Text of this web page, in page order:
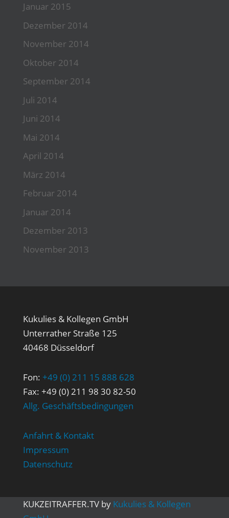
Januar 2015
Dezember 2014
November 2014
Oktober 2014
September 2014
Juli 2014
Juni 2014
Mai 2014
April 2014
März 2014
Februar 2014
Januar 2014
Dezember 2013
November 2013
Kukulies & Kollegen GmbH
Unterrather Straße 125
40468 Düsseldorf
Fon: +49 (0) 211 15 888 628
Fax: +49 (0) 211 98 30 82-50
Allg. Geschäftsbedingungen
Anfahrt & Kontakt
Impressum
Datenschutz
KUKZEITRAFFER.TVby Kukulies & Kollegen